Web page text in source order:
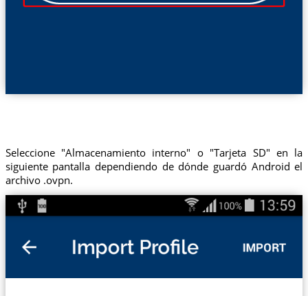
Seleccione "Almacenamiento interno" o "Tarjeta SD" en la
siguiente pantalla dependiendo de dónde guardó Android el
archivo .ovpn.